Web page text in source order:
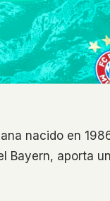
nacido en
Bayern, aporta